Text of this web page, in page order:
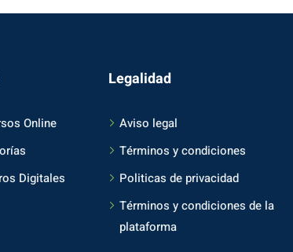
Online
Digitales
Legalidad
Aviso legal
Términos y condiciones
Politicas de privacidad
Términos y condiciones de la
plataforma